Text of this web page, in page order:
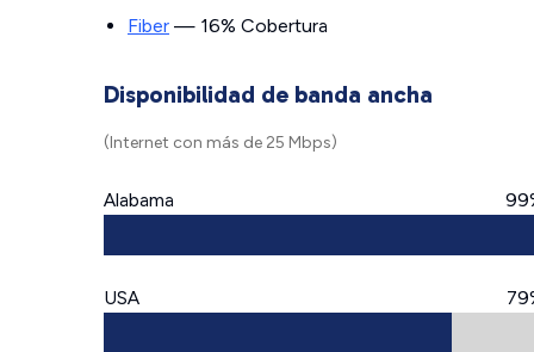
Fiber — 16% Cobertura
Disponibilidad de banda ancha
(Internet con más de 25 Mbps)
Alabama
USA